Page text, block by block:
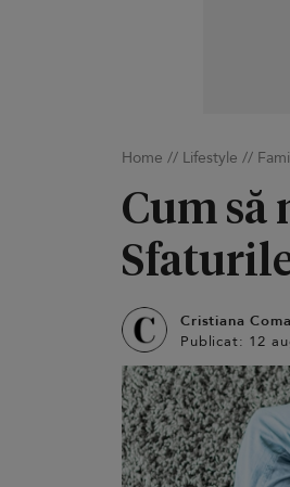
Home // Lifestyle //
Cum
Cristiana
Publicat: 12